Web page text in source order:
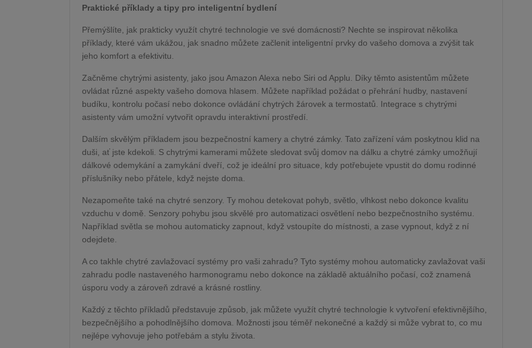
Praktické příklady a tipy pro inteligentní bydlení
Přemýšlíte, jak prakticky využít chytré technologie ve své domácnosti? Nechte se inspirovat několika
příklady, které vám ukážou, jak snadno můžete začlenit inteligentní prvky do vašeho domova a zvýšit tak
jeho komfort a efektivitu.
Začněme chytrými asistenty, jako jsou Amazon Alexa nebo Siri od Applu. Díky těmto asistentům můžete
ovládat různé aspekty vašeho domova hlasem. Můžete například požádat o přehrání hudby, nastavení
budíku, kontrolu počasí nebo dokonce ovládání chytrých žárovek a termostatů. Integrace s chytrými
asistenty vám umožní vytvořit opravdu interaktivní prostředí.
Dalším skvělým příkladem jsou bezpečnostní kamery a chytré zámky. Tato zařízení vám poskytnou klid na
duši, ať jste kdekoli. S chytrými kamerami můžete sledovat svůj domov na dálku a chytré zámky umožňují
dálkové odemykání a zamykání dveří, což je ideální pro situace, kdy potřebujete vpustit do domu rodinné
příslušníky nebo přátele, když nejste doma.
Nezapomeňte také na chytré senzory. Ty mohou detekovat pohyb, světlo, vlhkost nebo dokonce kvalitu
vzduchu v domě. Senzory pohybu jsou skvělé pro automatizaci osvětlení nebo bezpečnostního systému.
Například světla se mohou automaticky zapnout, když vstoupíte do místnosti, a zase vypnout, když z ní
odejdete.
A co takhle chytré zavlažovací systémy pro vaši zahradu? Tyto systémy mohou automaticky zavlažovat vaši
zahradu podle nastaveného harmonogramu nebo dokonce na základě aktuálního počasí, což znamená
úsporu vody a zároveň zdravé a krásné rostliny.
Každý z těchto příkladů představuje způsob, jak můžete využít chytré technologie k vytvoření efektivnějšího,
bezpečnějšího a pohodlnějšího domova. Možnosti jsou téměř nekonečné a každý si může vybrat to, co mu
nejlépe vyhovuje jeho potřebám a stylu života.